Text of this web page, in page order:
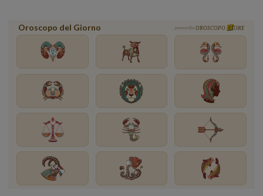
Oroscopo del Giorno powered by OROSCOPO ORE